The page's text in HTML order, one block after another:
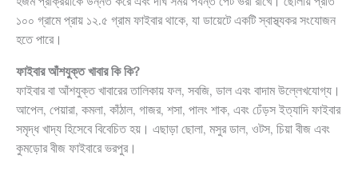
১০০ গ্রামে প্রায় ১২.৫ গ্রাম ফাইবার থাকে, যা ডায়েটে একটি স্বাস্থ্যকর সংযোজন
হতে পারে।
ফাইবার আঁশযুক্ত খাবার কি কি?
ফাইবার বা আঁশযুক্ত খাবারের তালিকায় ফল, সবজি, ডাল এবং বাদাম উল্লেখযোগ্য।
আপেল, পেয়ারা, কমলা, কাঁঠাল, গাজর, শসা, পালং শাক, এবং ঢেঁড়স ইত্যাদি ফাইবার
সমৃদ্ধ খাদ্য হিসেবে বিবেচিত হয়। এছাড়া ছোলা, মসুর ডাল, ওটস, চিয়া বীজ এবং
কুমড়োর বীজ ফাইবারে ভরপুর।